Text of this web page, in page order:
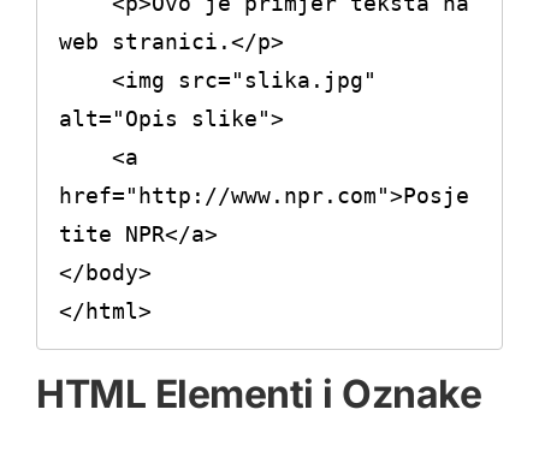
web stranici.</p>
alt="Opis slike">
href="http://www.npr.com">Posje
tite NPR</a>
</body>
HTML Elementi i Oznake